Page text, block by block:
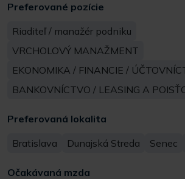
Preferované pozície
Riaditeľ / manažér podniku
VRCHOLOVÝ MANAŽMENT
EKONOMIKA / FINANCIE /
BANKOVNÍCTVO / LEASING A
Preferovaná lokalita
Bratislava
Dunajská Streda Senec
Očakávaná mzda